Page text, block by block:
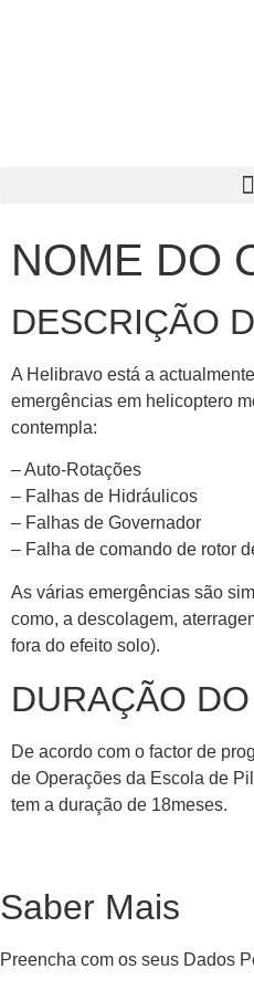
NOME DO
DESCRIÇÃO
A Helibravo está a
emergências em helicoptero
contempla:
– Auto-Rotações
– Falhas de Hidráulicos
– Falhas de Governador
– Falha de comando de rotor
As várias emergências são
como, a descolagem,
fora do efeito solo).
DURAÇÃO
De acordo com o factor de
de Operações da Escola de
tem a duração de 18meses.
Saber Mais
Preencha com os seus Dados